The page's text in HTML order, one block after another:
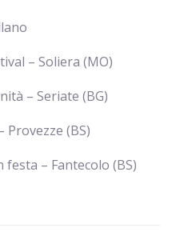
– Soliera (MO)
– Seriate (BG)
Provezze (BS)
festa – Fantecolo (BS)